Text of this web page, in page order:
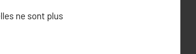
ne sont plus